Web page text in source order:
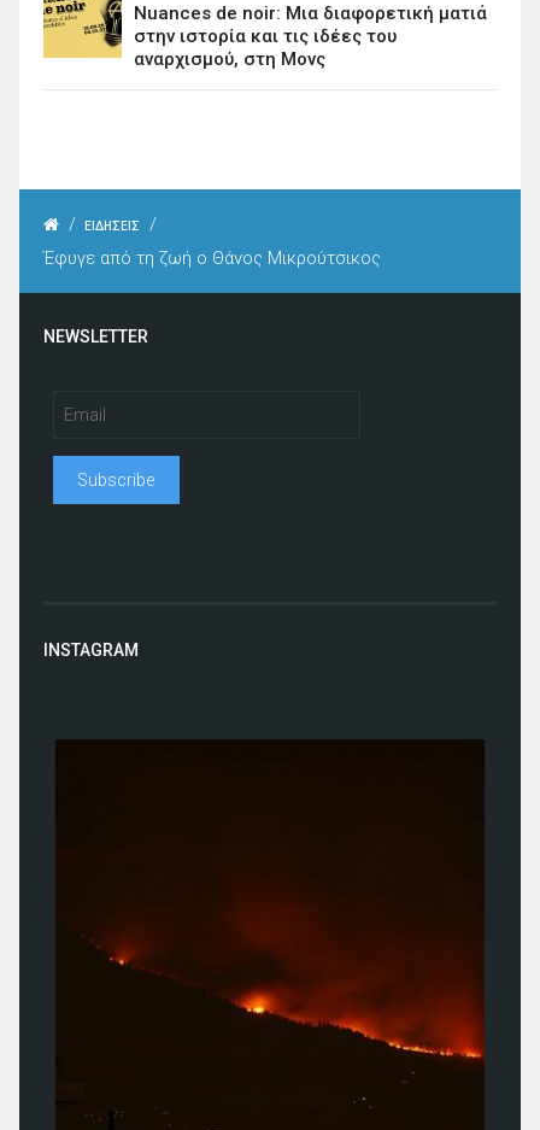
Nuances de noir: Μια διαφορετική ματιά
στην ιστορία και τις ιδέες του
αναρχισμού, στη Μονς
/ ΕΙΔΗΣΕΙΣ
/
Έφυγε από τη ζωή ο Θάνος Μικρούτσικος
NEWSLETTER
INSTAGRAM